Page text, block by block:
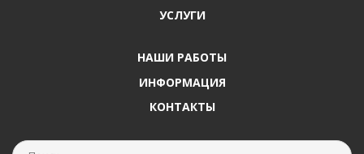
УСЛУГИ
НАШИ РАБОТЫ
ИНФОРМАЦИЯ
КОНТАКТЫ